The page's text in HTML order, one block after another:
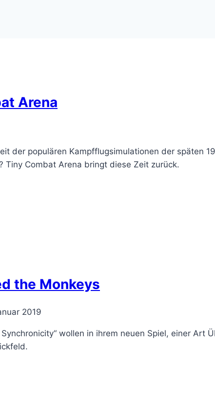
Arena
der populären Kampfflugsimulationen der späten
Tiny Combat Arena bringt diese Zeit zurück.
the Monkeys
2019
wollen in ihrem neuen Spiel, einer